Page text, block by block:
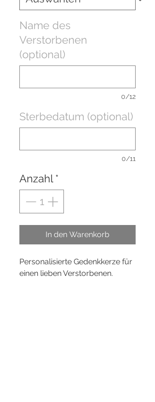
Name des
Verstorbenen
(optional)
0/12
Sterbedatum (optional)
0/11
Anzahl*
In den Warenkorb
Personalisierte Gedenkkerze für
einen lieben Verstorbenen.